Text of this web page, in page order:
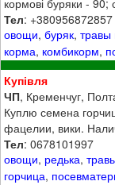
Тел: +380956872857
овощи,буряк,
корма, комбикорм,
Купівля
ЧП, Кременчуг,
Куплю семена
фацелии, вики.
Тел: 0678101997
овощи, редька,
горчица,